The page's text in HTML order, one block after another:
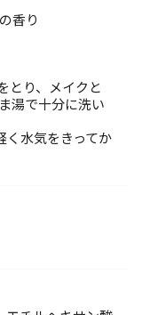
香り
とり、メイクと
湯で十分に洗い
く水気をきってか